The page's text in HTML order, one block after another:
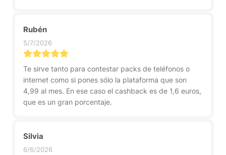
Rubén
5/7/2026
Te sirve tanto para contestar packs de teléfonos o
internet como si pones sólo la plataforma que son
4,99 al mes. En ese caso el cashback es de 1,6 euros,
que es un gran porcentaje.
Silvia
6/6/2026